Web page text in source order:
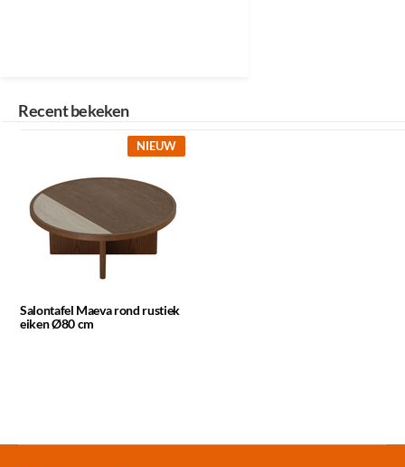
Recent bekeken
Salontafel Maeva rond rustiek
eiken Ø80 cm
NIEUW